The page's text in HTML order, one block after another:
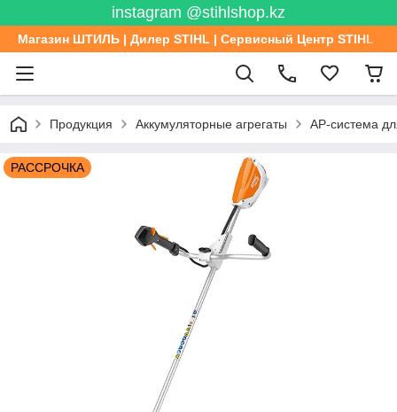
instagram @stihlshop.kz
Магазин ШТИЛЬ | Дилер STIHL | Сервисный Центр STIHL
Продукция Аккумуляторные агрегаты AP-система
РАССРОЧКА